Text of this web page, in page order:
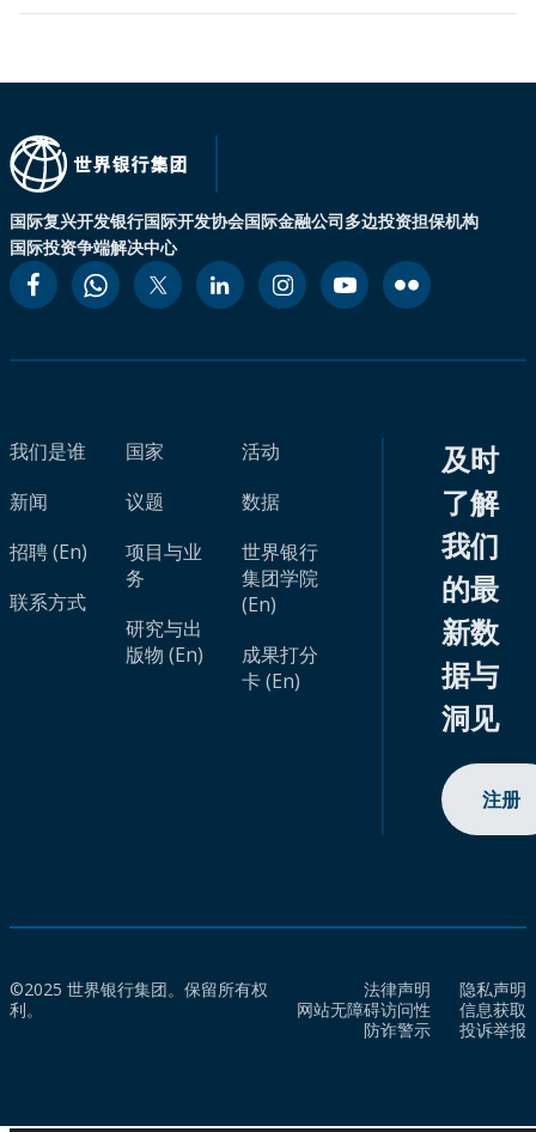
国际复兴开发银行国际开发协会国际金融公司多边投资担保机构
国际投资争端解决中心
我们是谁
新闻
招聘 (En)
联系方式
国家
议题
项目与业
务
研究与出
版物 (En)
活动
数据
世界银行
集团学院
(En)
成果打分
卡 (En)
及时
了解
我们
的最
新数
据与
洞见
注册
©2025 世界银行集团。保留所有权
利。
法律声明
隐私声明
网站无障碍访问性
信息获取
防诈警示
投诉举报